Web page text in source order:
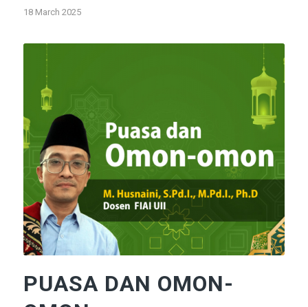
18 March 2025
PUASA DAN OMON-